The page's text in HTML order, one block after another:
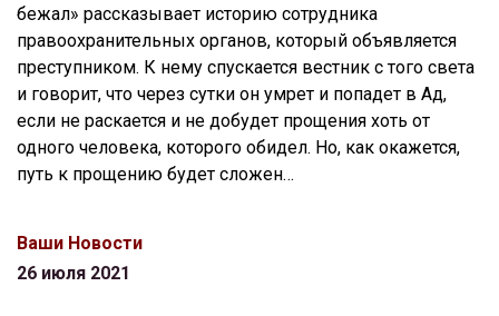
бежал» рассказывает историю сотрудника
правоохранительных органов, который объявляется
преступником. К нему спускается вестник с того света
и говорит, что через сутки он умрет и попадет в Ад,
если не раскается и не добудет прощения хоть от
одного человека, которого обидел. Но, как окажется,
путь к прощению будет сложен…
Ваши Новости
26 июля 2021